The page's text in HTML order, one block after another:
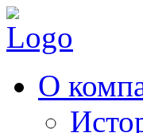
О